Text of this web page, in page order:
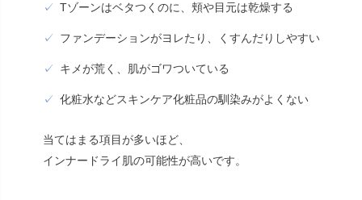
Tゾーンはベタつくのに、頬や目元は乾燥する
ファンデーションがヨレたり、くすんだりしやすい
キメが荒く、肌がゴワついている
化粧水などスキンケア化粧品の馴染みがよくない
当てはまる項目が多いほど、
インナードライ肌の可能性が高いです。